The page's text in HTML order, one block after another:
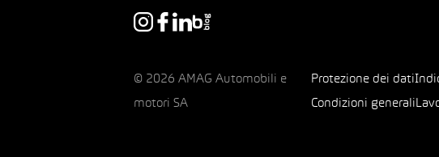
© 2026 AMAG Automobili e
motori SA
Protezione dei dati
Condizioni generali